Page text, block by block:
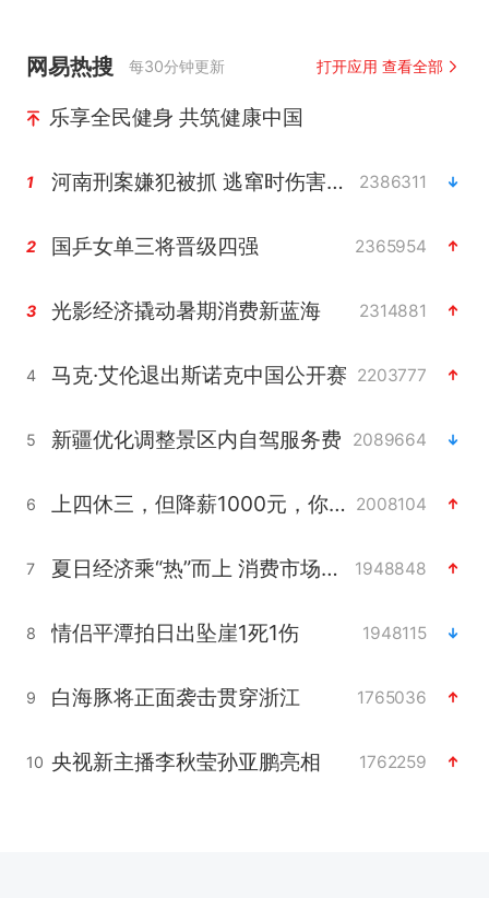
网易热搜 每30分钟更新 打开应用 查看全部
乐享全民健身 共筑健康中国
1 河南刑案嫌犯被抓 逃窜时伤害多人 2386311
2 国乒女单三将晋级四强 2365954
3 光影经济撬动暑期消费新蓝海 2314881
4 马克·艾伦退出斯诺克中国公开赛 2203777
5 新疆优化调整景区内自驾服务费 2089664
6 上四休三，但降薪1000元，你接受吗？ 2008104
7 夏日经济乘“热”而上 消费市场向“新”而行 1948848
8 情侣平潭拍日出坠崖1死1伤 1948115
9 白海豚将正面袭击贯穿浙江 1765036
10 央视新主播李秋莹孙亚鹏亮相 1762259